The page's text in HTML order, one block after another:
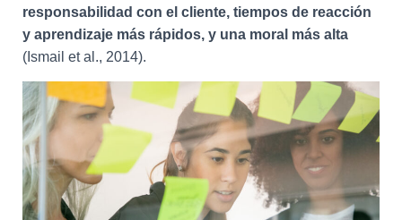
responsabilidad con el cliente, tiempos de reacción
y aprendizaje más rápidos, y una moral más alta
(Ismail et al., 2014).